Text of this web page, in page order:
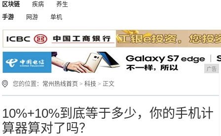
区块链
疾病
养生
手游
网游 单机
广告
您的位置： 常州热线首页 >科技 > 正文
10%+10%到底等于多少，你的手机计
算器算对了吗？